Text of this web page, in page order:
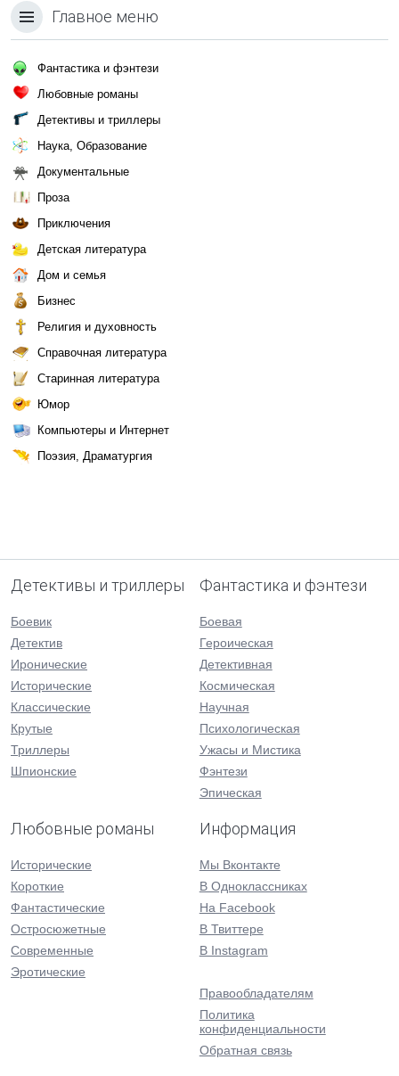
Главное меню
Фантастика и фэнтези
Любовные романы
Детективы и триллеры
Наука, Образование
Документальные
Проза
Приключения
Детская литература
Дом и семья
Бизнес
Религия и духовность
Справочная литература
Старинная литература
Юмор
Компьютеры и Интернет
Поэзия, Драматургия
Детективы и триллеры
Боевик
Детектив
Иронические
Исторические
Классические
Крутые
Триллеры
Шпионские
Фантастика и фэнтези
Боевая
Героическая
Детективная
Космическая
Научная
Психологическая
Ужасы и Мистика
Фэнтези
Эпическая
Любовные романы
Исторические
Короткие
Фантастические
Остросюжетные
Современные
Эротические
Информация
Мы Вконтакте
В Одноклассниках
На Facebook
В Твиттере
В Instagram
Правообладателям
Политика
конфиденциальности
Обратная связь